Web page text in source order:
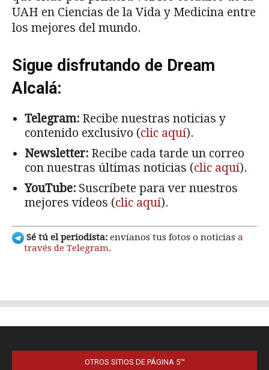
OTROS SITIOS DE PÁGINA 5™